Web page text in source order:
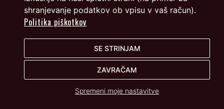
shranjevanje podatkov ob vpisu v vaš račun).
Politika piškotkov
SE STRINJAM
ZAVRAČAM
Spremeni moje nastavitve